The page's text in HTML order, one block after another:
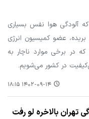
آلودگی هوا نفس بسیاری
بریده، عضو کمیسیون انرژی
در برخی موارد ناچار به
در کشور می‌شویم.
۱۴۰۲-۰۹-۱۴ ۱۸:۱۵
تهران بالاخره لو رفت